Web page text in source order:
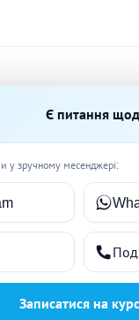
Є питання
у зручному месенджері:
Записатися на курс
(ЗНО)
(ЗНО)
(ЗНО)